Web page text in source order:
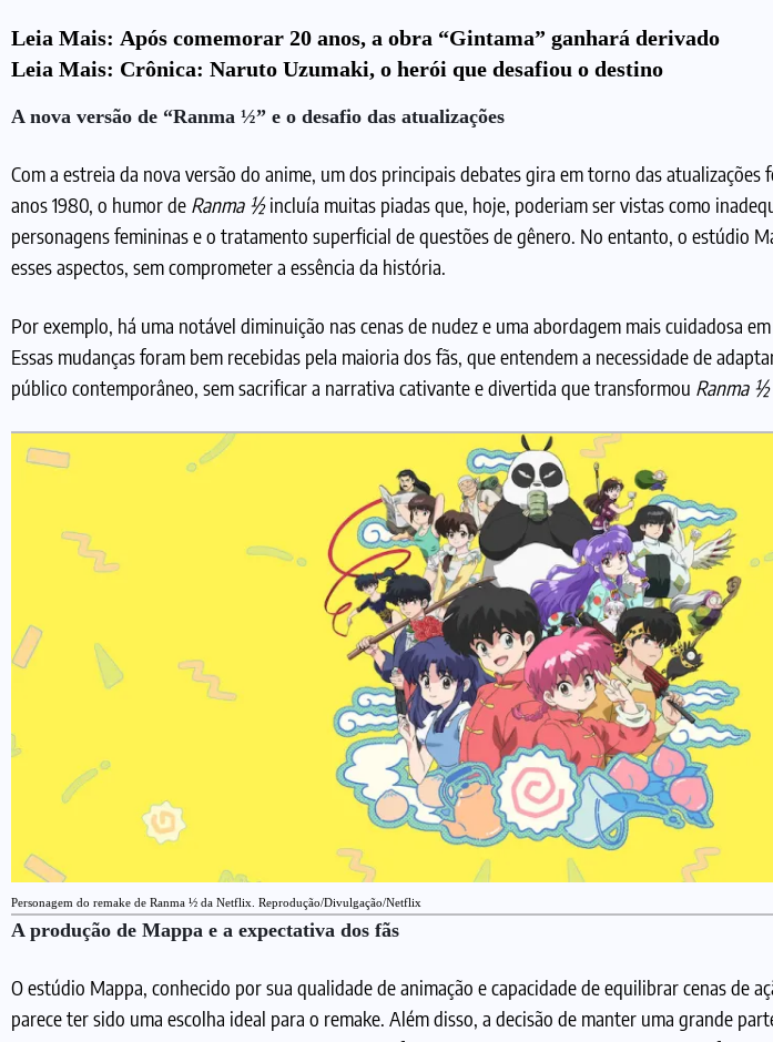
Leia Mais: Após comemorar 20 anos, a obra “Gintama” ganhará derivado
Leia Mais: Crônica: Naruto Uzumaki, o herói que desafiou o destino
A nova versão de “Ranma ½” e o desafio das atualizações
Com a estreia da nova versão do anime, um dos principais debates gira em torno das
anos 1980, o humor de Ranma ½incluía muitas piadas que, hoje, poderiam ser vistas como
personagens femininas e o tratamento superficial de questões de gênero. No entanto, o estúdio
esses aspectos, sem comprometer a essência da história.
Por exemplo, há uma notável diminuição nas cenas de nudez e uma abordagem mais cuidadosa
Essas mudanças foram bem recebidas pela maioria dos fãs, que entendem a necessidade de
público contemporâneo, sem sacrificar a narrativa cativante e divertida que transformou Ranma ½
Personagem do remake de Ranma ½ da Netflix. Reprodução/Divulgação/Netflix
A produção de Mappa e a expectativa dos fãs
O estúdio Mappa, conhecido por sua qualidade de animação e capacidade de equilibrar cenas de
parece ter sido uma escolha ideal para o remake. Além disso, a decisão de manter uma grande